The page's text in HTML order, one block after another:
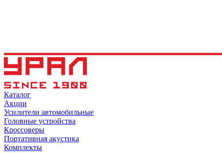
Каталог
Акции
Усилители автомобильные
Головные устройства
Кроссоверы
Портативная акустика
Комплекты